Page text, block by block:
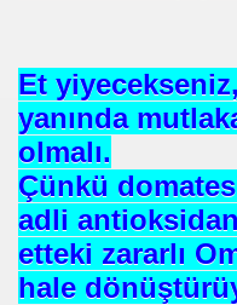
Et yiyecekseniz,
yanında
olmalı.
Çünkü
adli
etteki zararlı
hale
YAKIT
SERKAN KORKUT
ALTINDA